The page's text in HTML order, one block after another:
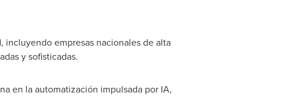
incluyendo empresas nacionales de alta
y sofisticadas.
en la automatización impulsada por IA,